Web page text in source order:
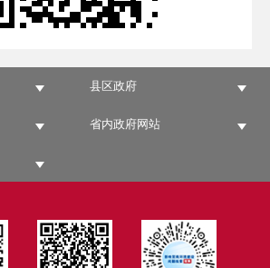
县区政府
省内政府网站